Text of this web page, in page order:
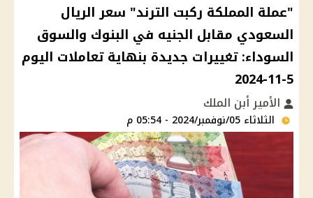
"عملة المملكة ركبت الترند" سعر الريال
السعودي مقابل الجنيه في البنوك والسوق
السوداء: تغييرات جديدة بنهاية تعاملات اليوم
5-11-2024
الأمير أبن الملك
الثلاثاء 05/نوفمبر/2024 - 05:54 م